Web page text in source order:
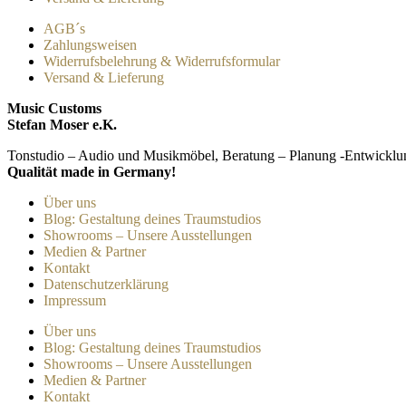
AGB´s
Zahlungsweisen
Widerrufsbelehrung & Widerrufsformular
Versand & Lieferung
Music Customs
Stefan Moser e.K.
Tonstudio – Audio und Musikmöbel, Beratung – Planung -
Qualität made in Germany!
Über uns
Blog: Gestaltung deines Traumstudios
Showrooms – Unsere Ausstellungen
Medien & Partner
Kontakt
Datenschutzerklärung
Impressum
Über uns
Blog: Gestaltung deines Traumstudios
Showrooms – Unsere Ausstellungen
Medien & Partner
Kontakt